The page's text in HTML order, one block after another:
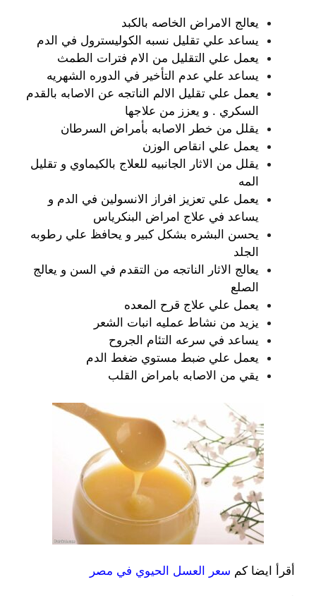
يعالج الامراض الخاصه بالكبد
يساعد علي تقليل نسبه الكوليسترول في الدم
يعمل علي التقليل من الام فترات الطمث
يساعد علي عدم التأخير في الدوره الشهريه
يعمل علي تقليل الالم الناتجه عن الاصابه بالقدم
السكري . و يعزز من علاجها
يقلل من خطر الاصابه بأمراض السرطان
يعمل علي انقاص الوزن
يقلل من الاثار الجانبيه للعلاج بالكيماوي و تقليل
المه
يعمل علي تعزيز افراز الانسولين في الدم و
يساعد في علاج امراض البنكرياس
يحسن البشره بشكل كبير و يحافظ علي رطوبه
الجلد
يعالج الاثار الناتجه من التقدم في السن و يعالج
الصلع
يعمل علي علاج قرح المعده
يزيد من نشاط عمليه انبات الشعر
يساعد في سرعه التئام الجروح
يعمل علي ضبط مستوي ضغط الدم
يقي من الاصابه بامراض القلب
أقرأ ايضا كم سعر العسل الحيوي في مصر